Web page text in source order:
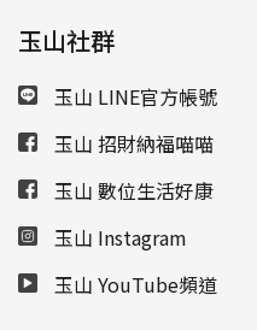
玉山社群
玉山 LINE官方帳號
玉山 招財納福喵喵
玉山 數位生活好康
玉山 Instagram
玉山 YouTube頻道